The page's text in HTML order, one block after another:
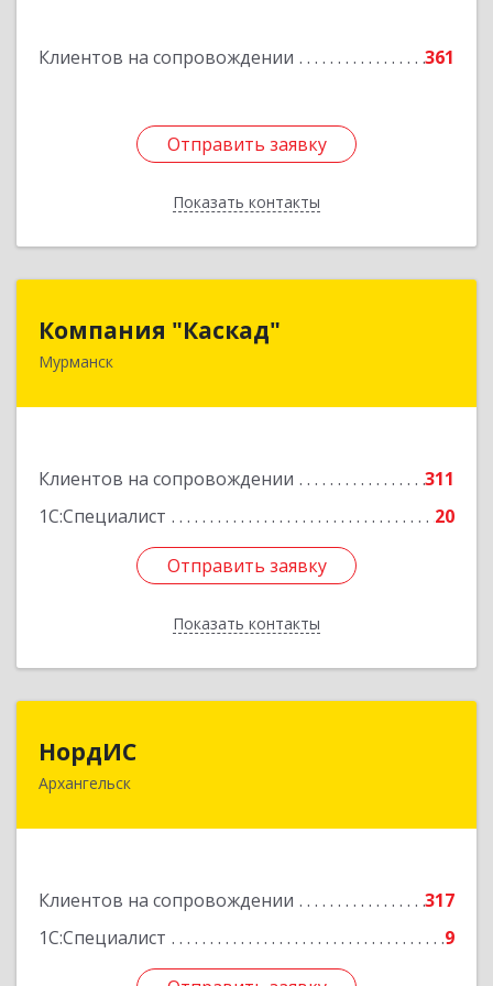
Клиентов на сопровождении 361
Отправить заявку
Показать контакты
Отправить заявку
Назад
Компания "Каскад"
Мурманск
Клиентов на сопровождении
311
1С:Специалист
20
Отправить заявку
Показать контакты
183038, Мурманская обл, Мурманск г, Бабикова
Отправить заявку
Назад
НордИС
Архангельск
Клиентов на сопровождении
317
1С:Специалист
9
163071, Архангельская обл, Архангельск г,